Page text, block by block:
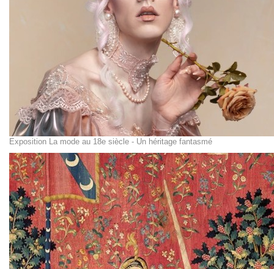
Exposition La mode au 18e siècle - Un héritage fantasmé